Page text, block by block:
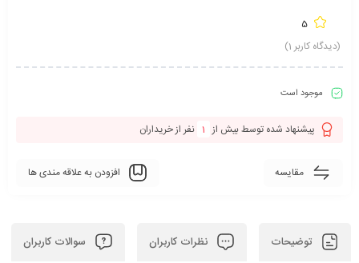
5
(دیدگاه کاربر 1
)
موجود است
پیشنهاد شده توسط بیش از 1 نفر از خریداران
مقایسه افزودن به علاقه مندی ها
توضیحات نظرات کاربران سوالات کاربران